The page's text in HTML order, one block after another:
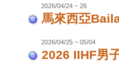
2026/04/24 ~ 26
馬來西亞
2026/04/25 ~ 05/04
2026 IIHF男